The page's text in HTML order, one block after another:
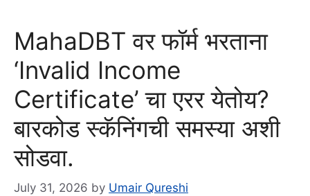
MahaDBT वर फॉर्म भरताना
‘Invalid Income
Certificate’ चा एरर येतोय?
बारकोड स्कॅनिंगची समस्या अशी
सोडवा.
July 31, 2026 by Umair Qureshi